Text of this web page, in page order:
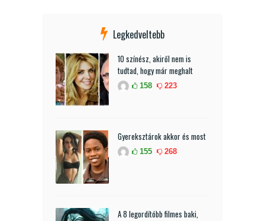
Legkedveltebb
10 színész, akiről nem is
tudtad, hogy már meghalt
158 223
Gyereksztárok akkor és most
155 268
A 8 legordítóbb filmes baki,